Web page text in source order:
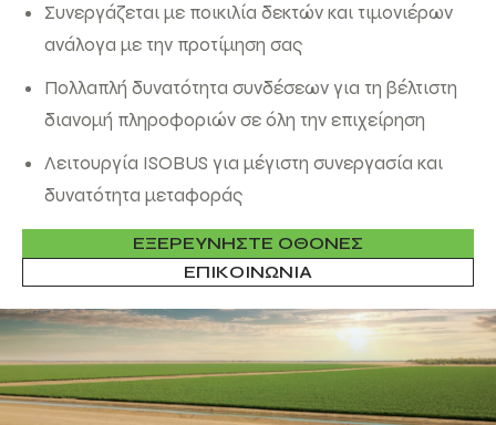
Συνεργάζεται με ποικιλία δεκτών και τιμονιέρων
ανάλογα με την προτίμηση σας
Πολλαπλή δυνατότητα συνδέσεων για τη βέλτιστη
διανομή πληροφοριών σε όλη την επιχείρηση
Λειτουργία ISOBUS για μέγιστη συνεργασία και
δυνατότητα μεταφοράς
ΕΞΕΡΕΥΝΗΣΤΕ ΟΘΟΝΕΣ
ΕΠΙΚΟΙΝΩΝΙΑ